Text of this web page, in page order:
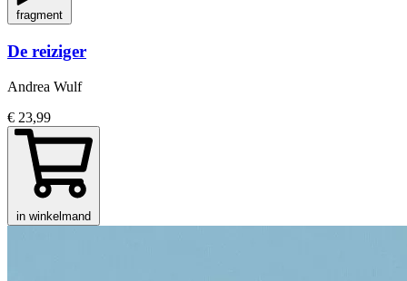
fragment
De reiziger
Andrea Wulf
€ 23,99
in winkelmand